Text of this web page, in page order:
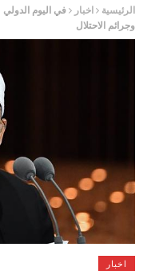
الرئيسية اخبار في اليوم الدولي
وجرائم الاحتلال
اخبار